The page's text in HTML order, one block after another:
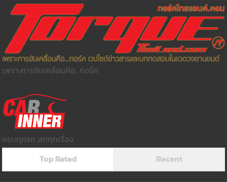
เพราะการขับเคลื่อนคือ...ทอร์ค
ครบทุกรถ สดทุกเรื่อง
Top Rated
Recent